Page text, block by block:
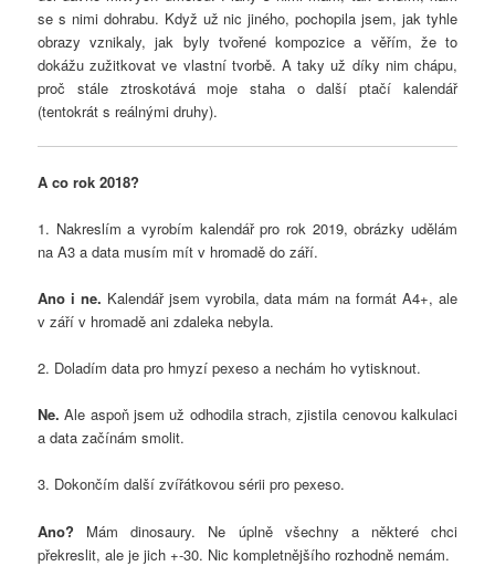
se s nimi dohrabu. Když už nic jiného, pochopila jsem, jak tyhle
obrazy vznikaly, jak byly tvořené kompozice a věřím, že to
dokážu zužitkovat ve vlastní tvorbě. A taky už díky nim chápu,
proč stále ztroskotává moje staha o další ptačí kalendář
(tentokrát s reálnými druhy).
A co rok 2018?
1. Nakreslím a vyrobím kalendář pro rok 2019, obrázky udělám
na A3 a data musím mít v hromadě do září.
Ano i ne. Kalendář jsem vyrobila, data mám na formát A4+, ale
v září v hromadě ani zdaleka nebyla.
2. Doladím data pro hmyzí pexeso a nechám ho vytisknout.
Ne. Ale aspoň jsem už odhodila strach, zjistila cenovou kalkulaci
a data začínám smolit.
3. Dokončím další zvířátkovou sérii pro pexeso.
Ano? Mám dinosaury. Ne úplně všechny a některé chci
překreslit, ale je jich +-30. Nic kompletnějšího rozhodně nemám.